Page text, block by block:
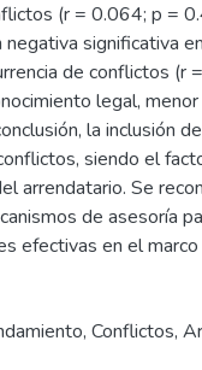
(r = 0.064; p =
negativa significativa
de conflictos (r
legal,
la inclusión
siendo el
arrendatario. Se
de asesoría
efectivas en el marco
, Conflictos,